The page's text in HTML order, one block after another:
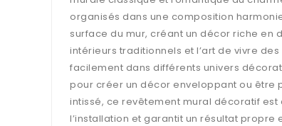
organisés dans une composition
surface du mur, créant un décor riche
intérieurs traditionnels et l’art de vivre
facilement dans différents univers
pour créer un décor enveloppant ou être
intissé, ce revêtement mural décoratif est
l’installation et garantit un résultat